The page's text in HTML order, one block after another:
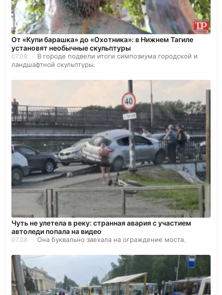
От «Купи барашка» до «Охотника»: в Нижнем Тагиле
установят необычные скульптуры
07.08
В городе подвели итоги симпозиума городской и
ландшафтной скульптуры.
Чуть не улетела в реку: странная авария с участием
автоледи попала на видео
07.08 Она буквально заехала на ограждение моста.